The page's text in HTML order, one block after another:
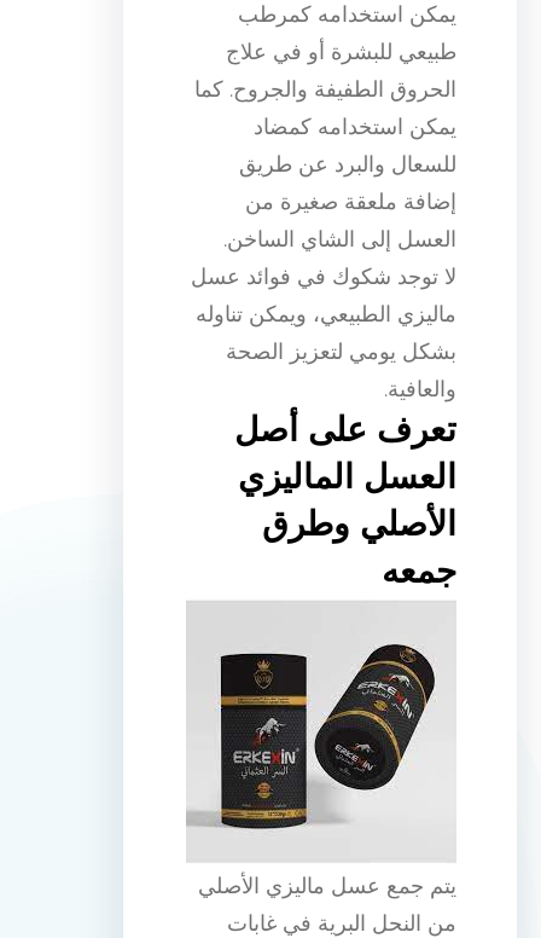
يمكن استخدامه كمرطب
طبيعي للبشرة أو في علاج
الحروق الطفيفة والجروح. كما
يمكن استخدامه كمضاد
للسعال والبرد عن طريق
إضافة ملعقة صغيرة من
العسل إلى الشاي الساخن.
لا توجد شكوك في فوائد عسل
ماليزي الطبيعي، ويمكن تناوله
بشكل يومي لتعزيز الصحة
والعافية.
تعرف على أصل
العسل الماليزي
الأصلي وطرق
جمعه
يتم جمع عسل ماليزي الأصلي
من النحل البرية في غابات